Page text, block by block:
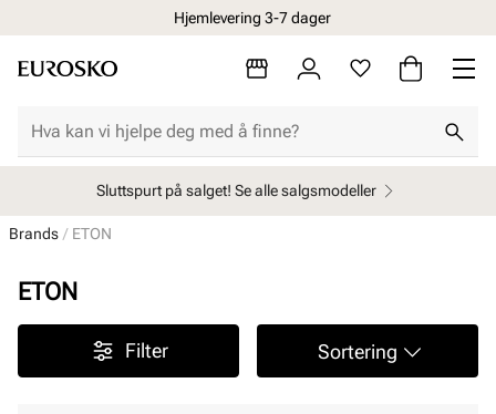
Hjemlevering 3-7 dager
Sluttspurt på salget! Se alle salgsmodeller
Brands ETON
ETON
Filter Sortering